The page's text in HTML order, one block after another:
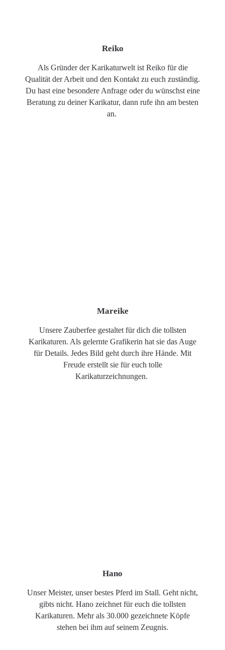
Reiko
Als Gründer der Karikaturwelt ist Reiko für die
Qualität der Arbeit und den Kontakt zu euch zuständig.
Du hast eine besondere Anfrage oder du wünschst eine
Beratung zu deiner Karikatur, dann rufe ihn am besten
an.
Mareike
Unsere Zauberfee gestaltet für dich die tollsten
Karikaturen. Als gelernte Grafikerin hat sie das Auge
für Details. Jedes Bild geht durch ihre Hände. Mit
Freude erstellt sie für euch tolle
Karikaturzeichnungen.
Hano
Unser Meister, unser bestes Pferd im Stall. Geht nicht,
gibts nicht. Hano zeichnet für euch die tollsten
Karikaturen. Mehr als 30.000 gezeichnete Köpfe
stehen bei ihm auf seinem Zeugnis.